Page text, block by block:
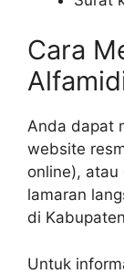
Cara
Anda dapat
website
online), atau
lamaran
di
Untuk